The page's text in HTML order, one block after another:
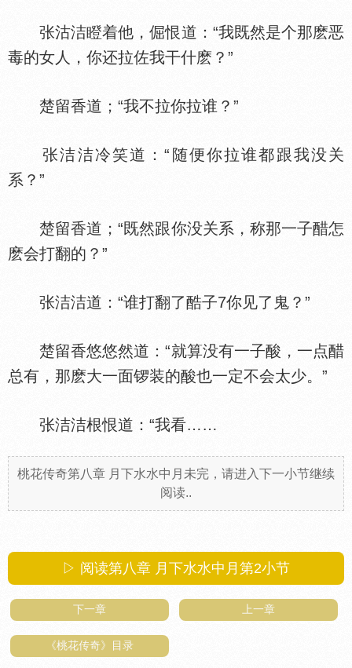
张沽洁瞪着他，倔恨道：“我既然是个那麽恶
毒的女人，你还拉佐我干什麽？”
楚留香道；“我不拉你拉谁？”
张洁洁冷笑道：“随便你拉谁都跟我没关
系？”
楚留香道；“既然跟你没关系，称那一子醋怎
麽会打翻的？”
张洁洁道：“谁打翻了酷子7你见了鬼？”
楚留香悠悠然道：“就算没有一子酸，一点醋
总有，那麽大一面锣装的酸也一定不会太少。”
张洁洁根恨道：“我看……
桃花传奇第八章 月下水水中月未完，请进入下一小节继续
阅读..
▷ 阅读第八章 月下水水中月第2小节
下一章 上一章
《桃花传奇》目录